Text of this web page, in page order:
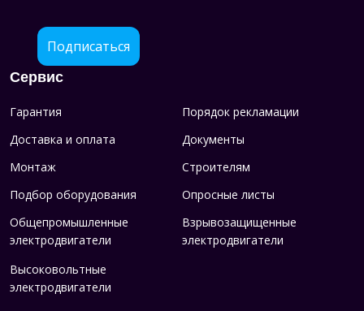
Подписаться
Сервис
Гарантия
Порядок рекламации
Доставка и оплата
Документы
Монтаж
Строителям
Подбор оборудования
Опросные листы
Общепромышленные
электродвигатели
Взрывозащищенные
электродвигатели
Высоковольтные
электродвигатели